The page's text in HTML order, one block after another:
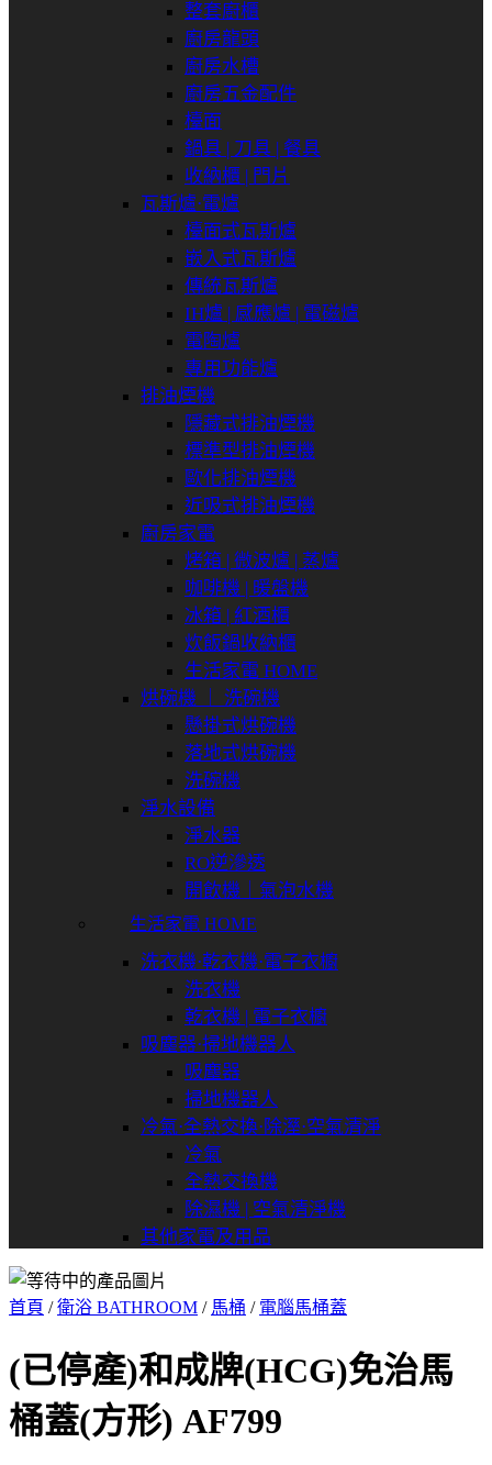
整套廚櫃
廚房龍頭
廚房水槽
廚房五金配件
檯面
鍋具 | 刀具 | 餐具
收納櫃 | 門片
瓦斯爐⋅電爐
檯面式瓦斯爐
嵌入式瓦斯爐
傳統瓦斯爐
IH爐 | 感應爐 | 電磁爐
電陶爐
專用功能爐
排油煙機
隱藏式排油煙機
標準型排油煙機
歐化排油煙機
近吸式排油煙機
廚房家電
烤箱 | 微波爐 | 蒸爐
咖啡機 | 暖盤機
冰箱 | 紅酒櫃
炊飯鍋收納櫃
生活家電 HOME
烘碗機 ｜ 洗碗機
懸掛式烘碗機
落地式烘碗機
洗碗機
淨水設備
淨水器
RO逆滲透
開飲機｜氣泡水機
生活家電 HOME
洗衣機⋅乾衣機⋅電子衣櫥
洗衣機
乾衣機 | 電子衣櫥
吸塵器⋅掃地機器人
吸塵器
掃地機器人
冷氣⋅全熱交換⋅除溼⋅空氣清淨
冷氣
全熱交換機
除濕機 | 空氣清淨機
其他家電及用品
首頁 / 衛浴 BATHROOM / 馬桶 / 電腦馬桶蓋
(已停產)和成牌(HCG)免治馬
桶蓋(方形) AF799